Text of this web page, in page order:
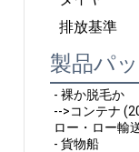
排放基準
製品パ
- 裸か脱毛か
-->コンテナ
ロー・ロー輸
- 貨物船